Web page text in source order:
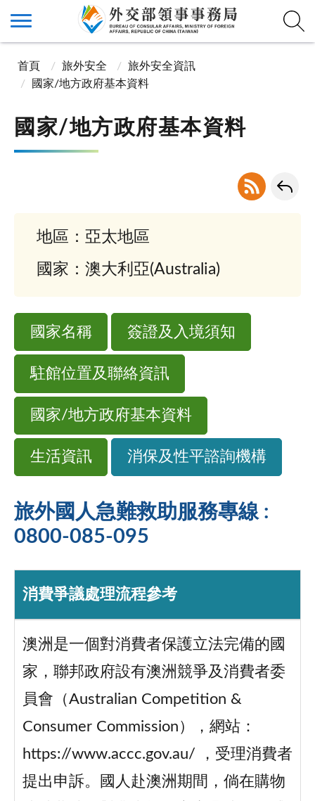
首頁 旅外安全
旅外安全資訊
國家/地方政府基本資料
國家/地方政府基本資料
地區：亞太地區
國家：澳大利亞(Australia)
國家名稱 簽證及入境須知
駐館位置及聯絡資訊
國家/地方政府基本資料
生活資訊 消保及性平諮詢機構
旅外國人急難救助服務專線 :
0800-085-095
消費爭議處理流程參考
澳洲是一個對消費者保護立法完備的國
家，聯邦政府設有澳洲競爭及消費者委
員會（Australian Competition &
Consumer Commission），網站：
https://www.accc.gov.au/ ，受理消費者
提出申訴。國人赴澳洲期間，倘在購物